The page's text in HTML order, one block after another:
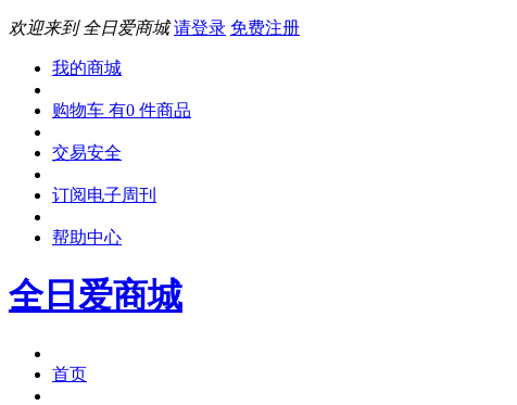
欢迎来到 全日爱商城 请登录 免费注册
我的商城
购物车 有0 件商品
交易安全
订阅电子周刊
帮助中心
全日爱商城
首页